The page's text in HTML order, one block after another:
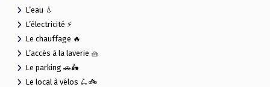
L’eau 💧
L’électricité ⚡️
Le chauffage 🔥
L’accès à la laverie 🧺
Le parking 🚗🛵
Le local à vélos 🛴🚲